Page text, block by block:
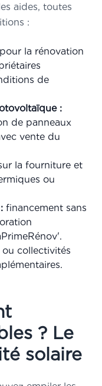
aides, toutes
:
la rénovation
de
:
de panneaux
vente du
la fourniture et
ou
financement sans
collectivités
? Le
solaire